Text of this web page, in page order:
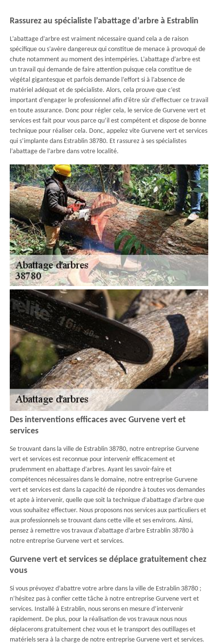
Rassurez au spécialiste l’abattage d’arbre à Estrablin
L’abattage d’arbre est vraiment nécessaire quand cela a de raison
spécifique ou s’avère dangereux qui constitue de menace à provoqué de
chute notamment au moment des intempéries. L’abattage d’arbre est
un travail qui demande de faire attention puisque cela constitue de
végétal gigantesque et parfois demande l’effort si à l’absence de
matériel adéquat et de spécialiste. Alors, cela prouve que c’est
important d’engager le professionnel afin d’être sûr d’effectuer ce travail
en toute assurance. Donc pour régler cela, le service de Gurvene vert et
services est fait pour vous parce qu’il est compétent et dispose de bonne
technique pour réaliser cela. Donc, appelez vite Gurvene vert et services
qui s’implante dans Estrablin 38780. Et rassurez à ses spécialistes
l’abattage de l’arbre dans votre localité.
Des interventions efficaces avec Gurvene vert et
services
Se trouvant dans la ville de Estrablin 38780, notre entreprise Gurvene
vert et services est reconnue pour intervenir efficacement et
prudemment en abattage d’arbres. Ayant les savoir-faire et
compétences nécessaires dans le domaine, notre entreprise Gurvene
vert et services est dans la capacité de répondre à toutes vos demandes
et apte à intervenir, quelle que soit la technique d’abattage d’arbre que
vous souhaitez effectuer. Nous proposons nos services aux particuliers et
aux professionnels se trouvant dans cette ville et ses environs. Ainsi,
pensez à remettre vos travaux d’abattage d’arbre Estrablin 38780 à
notre entreprise Gurvene vert et services.
Gurvene vert et services se déplace gratuitement chez
vous
Si vous prévoyez d’abattre votre arbre dans la ville de Estrablin 38780 ;
n’hésitez pas à confier cette tâche à notre entreprise Gurvene vert et
services. Installé à Estrablin, nous serons en mesure d’intervenir
rapidement. De plus, pour la réalisation de vos travaux nous nous
déplacerons gratuitement chez vous et le transport des outillages et
matériels sera à la charge de notre entreprise Gurvene vert et services.